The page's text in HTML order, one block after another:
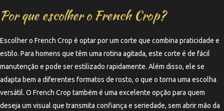
Por que escolher o French Crop?
Escolher o French Crop é optar por um corte que combina praticidade e
estilo. Para homens que têm uma rotina agitada, este corte é de fácil
manutenção e pode ser estilizado rapidamente. Além disso, ele se
adapta bem a diferentes formatos de rosto, o que o torna uma escolha
versátil. O French Crop também é uma excelente opção para quem
deseja um visual que transmita confiança e seriedade, sem abrir mão da